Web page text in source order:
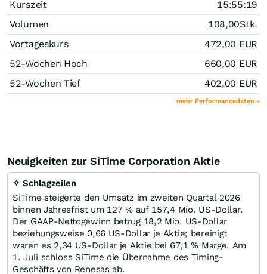
Kurszeit
15:55:19
Volumen
108,00Stk.
Vortageskurs
472,00 EUR
52-Wochen Hoch
660,00 EUR
52-Wochen Tief
402,00 EUR
mehr Performancedaten »
Neuigkeiten zur SiTime Corporation Aktie
✧ Schlagzeilen
SiTime steigerte den Umsatz im zweiten Quartal 2026
binnen Jahresfrist um 127 % auf 157,4 Mio. US-Dollar.
Der GAAP-Nettogewinn betrug 18,2 Mio. US-Dollar
beziehungsweise 0,66 US-Dollar je Aktie; bereinigt
waren es 2,34 US-Dollar je Aktie bei 67,1 % Marge. Am
1. Juli schloss SiTime die Übernahme des Timing-
Geschäfts von Renesas ab.